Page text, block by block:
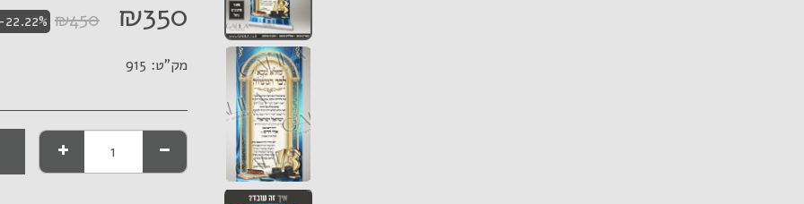
₪350
₪450
מק"ט: 915